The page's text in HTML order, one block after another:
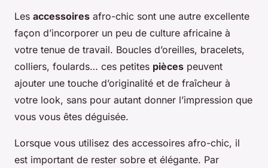
Les accessoires afro-chic sont une autre excellente
façon d’incorporer un peu de culture africaine à
votre tenue de travail. Boucles d’oreilles, bracelets,
colliers, foulards… ces petites pièces peuvent
ajouter une touche d’originalité et de fraîcheur à
votre look, sans pour autant donner l’impression que
vous vous êtes déguisée.
Lorsque vous utilisez des accessoires afro-chic, il
est important de rester sobre et élégante. Par